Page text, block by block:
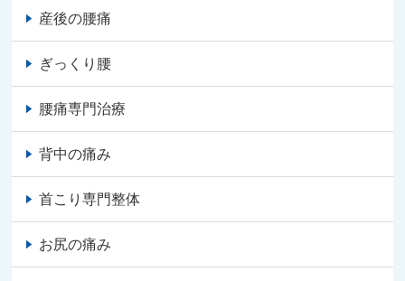
産後の腰痛
ぎっくり腰
腰痛専門治療
背中の痛み
首こり専門整体
お尻の痛み